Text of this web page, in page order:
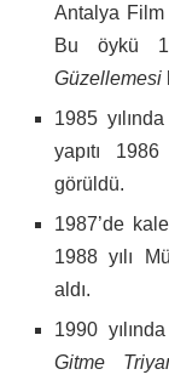
Antalya Film
Bu öykü
Güzellemesi
1985
yapıtı
görüldü.
1987’de
1988 yılı
aldı.
1990
Gitme